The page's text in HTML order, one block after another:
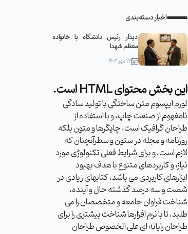
اخبار دسته‌بندی
دیدار رئیس دانشگاه با خانواده
معظم شهدا
۱۷ مهر ۱۴۰۲
این بخش محتوای HTML است.
لورم ایپسوم متن ساختگی با تولید سادگی
نامفهوم از صنعت چاپ، و با استفاده از
طراحان گرافیک است، چاپگرها و متون بلکه
روزنامه و مجله در ستون و سطرآنچنان که
لازم است، و برای شرایط فعلی تکنولوژی مورد
نیاز، و کاربردهای متنوع با هدف بهبود
ابزارهای کاربردی می باشد، کتابهای زیادی در
شصت و سه درصد گذشته حال و آینده،
شناخت فراوان جامعه و متخصصان را می
طلبد، تا با نرم افزارها شناخت بیشتری را برای
طراحان رایانه ای علی الخصوص طراحان